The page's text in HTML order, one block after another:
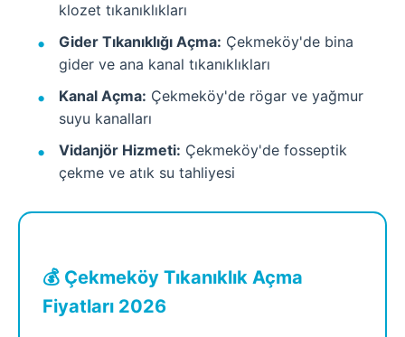
klozet tıkanıklıkları
Gider Tıkanıklığı Açma: Çekmeköy'de bina
gider ve ana kanal tıkanıklıkları
Kanal Açma: Çekmeköy'de rögar ve yağmur
suyu kanalları
Vidanjör Hizmeti: Çekmeköy'de fosseptik
çekme ve atık su tahliyesi
💰 Çekmeköy Tıkanıklık Açma
Fiyatları 2026